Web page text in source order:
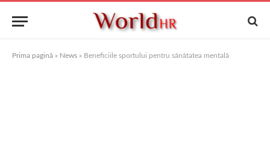
Prima pagină » News » Beneficiile sportului pentru sănătatea mentală